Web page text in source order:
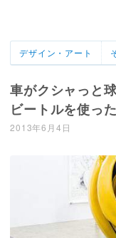
デザイン・アート
車がクシャっと
ビートルを使っ
2013年6月4日